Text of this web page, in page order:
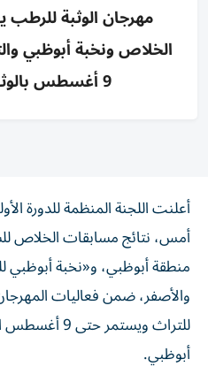
مهرجان الوثبة
الخلاص ونخبة أبوظبي
9 أغسطس بالوثبة في أبوظبي
أعلنت اللجنة المنظمة للدورة
أمس، نتائج مسابقات الخلاص
منطقة أبوظبي، و«نخبة أبوظبي
والأصفر، ضمن فعاليات
للتراث
أبوظبي.